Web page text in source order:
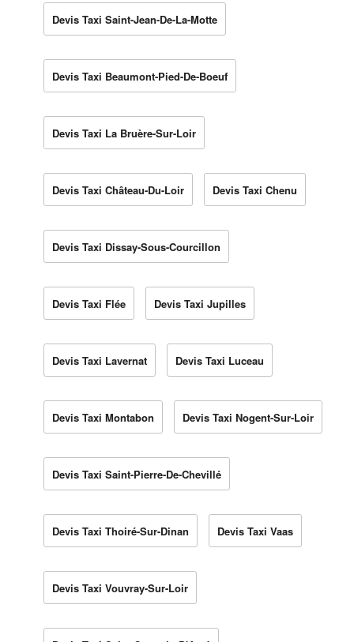
Devis Taxi Saint-Jean-De-La-Motte
Devis Taxi Beaumont-Pied-De-Boeuf
Devis Taxi La Bruère-Sur-Loir
Devis Taxi Château-Du-Loir Devis Taxi Chenu
Devis Taxi Dissay-Sous-Courcillon
Devis Taxi Flée Devis Taxi Jupilles
Devis Taxi Lavernat Devis Taxi Luceau
Devis Taxi Montabon Devis Taxi Nogent-Sur-Loir
Devis Taxi Saint-Pierre-De-Chevillé
Devis Taxi Thoiré-Sur-Dinan Devis Taxi Vaas
Devis Taxi Vouvray-Sur-Loir